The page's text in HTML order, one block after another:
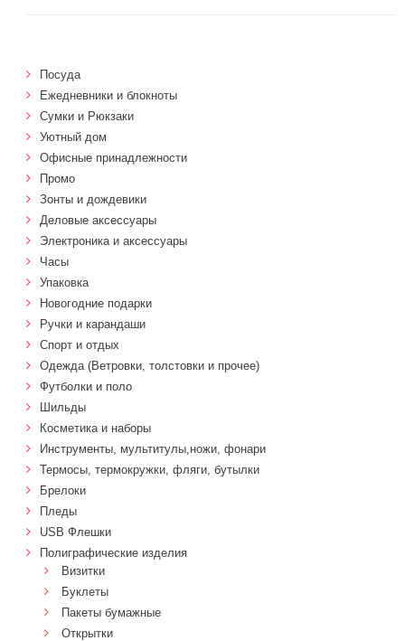
Посуда
Ежедневники и блокноты
Сумки и Рюкзаки
Уютный дом
Офисные принадлежности
Промо
Зонты и дождевики
Деловые аксессуары
Электроника и аксессуары
Часы
Упаковка
Новогодние подарки
Ручки и карандаши
Спорт и отдых
Одежда (Ветровки, толстовки и прочее)
Футболки и поло
Шильды
Косметика и наборы
Инструменты, мультитулы,ножи, фонари
Термосы, термокружки, фляги, бутылки
Брелоки
Пледы
USB Флешки
Полиграфические изделия
Визитки
Буклеты
Пакеты бумажные
Открытки